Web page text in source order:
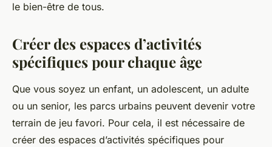
le bien-être de tous.
Créer des espaces d’activités
spécifiques pour chaque âge
Que vous soyez un enfant, un adolescent, un adulte
ou un senior, les parcs urbains peuvent devenir votre
terrain de jeu favori. Pour cela, il est nécessaire de
créer des espaces d’activités spécifiques pour